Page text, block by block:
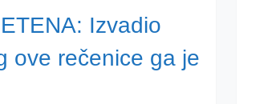
Izvadio
ove rečenice ga je